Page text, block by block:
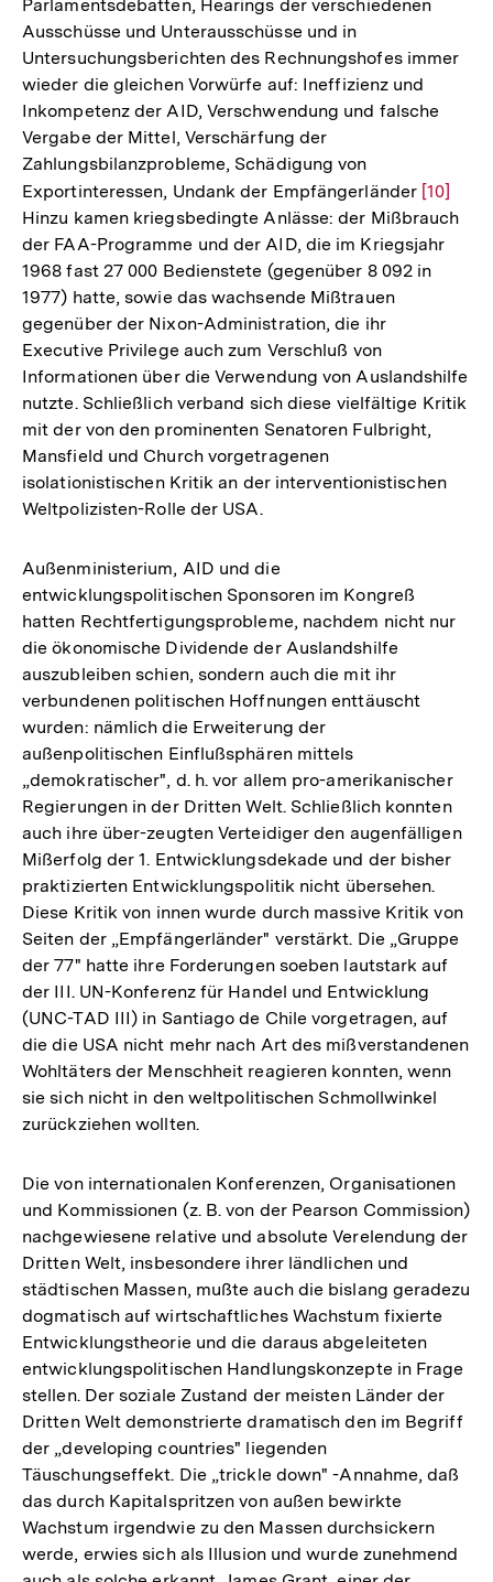
Parlamentsdebatten, Hearings der verschiedenen
Ausschüsse und Unterausschüsse und in
Untersuchungsberichten des Rechnungshofes immer
wieder die gleichen Vorwürfe auf: Ineffizienz und
Inkompetenz der AID, Verschwendung und falsche
Vergabe der Mittel, Verschärfung der
Zahlungsbilanzprobleme, Schädigung von
Exportinteressen, Undank der Empfängerländer Zur
der
Fußnote
[10]
Hinzu kamen kriegsbedingte Anlässe: der Mißbrauch
der FAA-Programme und der AID, die im Kriegsjahr
1968 fast 27 000 Bedienstete (gegenüber 8 092 in
1977) hatte, sowie das wachsende Mißtrauen
gegenüber der Nixon-Administration, die ihr
Executive Privilege auch zum Verschluß von
Informationen über die Verwendung von Auslandshilfe
nutzte. Schließlich verband sich diese vielfältige Kritik
mit der von den prominenten Senatoren Fulbright,
Mansfield und Church vorgetragenen
isolationistischen Kritik an der interventionistischen
Weltpolizisten-Rolle der USA.
Außenministerium, AID und die
entwicklungspolitischen Sponsoren im Kongreß
hatten Rechtfertigungsprobleme, nachdem nicht nur
die ökonomische Dividende der Auslandshilfe
auszubleiben schien, sondern auch die mit ihr
verbundenen politischen Hoffnungen enttäuscht
wurden: nämlich die Erweiterung der
außenpolitischen Einflußsphären mittels
„demokratischer", d. h. vor allem pro-amerikanischer
Regierungen in der Dritten Welt. Schließlich konnten
auch ihre über-zeugten Verteidiger den augenfälligen
Mißerfolg der 1. Entwicklungsdekade und der bisher
praktizierten Entwicklungspolitik nicht übersehen.
Diese Kritik von innen wurde durch massive Kritik von
Seiten der „Empfängerländer" verstärkt. Die „Gruppe
der 77" hatte ihre Forderungen soeben lautstark auf
der III. UN-Konferenz für Handel und Entwicklung
(UNC-TAD III) in Santiago de Chile vorgetragen, auf
die die USA nicht mehr nach Art des mißverstandenen
Wohltäters der Menschheit reagieren konnten, wenn
sie sich nicht in den weltpolitischen Schmollwinkel
zurückziehen wollten.
Die von internationalen Konferenzen, Organisationen
und Kommissionen (z. B. von der Pearson Commission)
nachgewiesene relative und absolute Verelendung der
Dritten Welt, insbesondere ihrer ländlichen und
städtischen Massen, mußte auch die bislang geradezu
dogmatisch auf wirtschaftliches Wachstum fixierte
Entwicklungstheorie und die daraus abgeleiteten
entwicklungspolitischen Handlungskonzepte in Frage
stellen. Der soziale Zustand der meisten Länder der
Dritten Welt demonstrierte dramatisch den im Begriff
der „developing countries" liegenden
Täuschungseffekt. Die „trickle down" -Annahme, daß
das durch Kapitalspritzen von außen bewirkte
Wachstum irgendwie zu den Massen durchsickern
werde, erwies sich als Illusion und wurde zunehmend